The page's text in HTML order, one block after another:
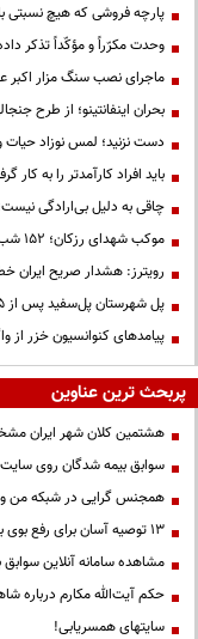
پارچه فروشی که هیچ نسبتی با
وحدت مکرّراً و مؤکّداً تذکر
ماجرای نصب سنگ مزار
بحران اینفانتینو؛ از طرح
دست نزنید؛ لمس نوزاد
باید افراد کارآمدتر را به
چاقی به دلیل بی‌ارادگی
موکب شهدای رزکان؛ ۱۵۲ شب همدلی، خدمت و میزبانی از مردم ولایت‌مدار شهریار
رویترز: هشدار صریح ایران
پل شهرستان پل‌سفید پس از ۲۵ سال به مرحله بهره‌برداری رسید
پیامدهای کنوانسیون خزر از
پربحث ترین عناوین
هشتمین کلان شهر ایران
سوابق بیمه شدگان روی سایت
همجنس گرایی در شبکه من و
13 توصیه آسان برای رفع بوی بد دهان
مشاهده سامانه آنلاين سوابق
حكم آيت‌الله مكارم درباره
سایتهای همسریابی!